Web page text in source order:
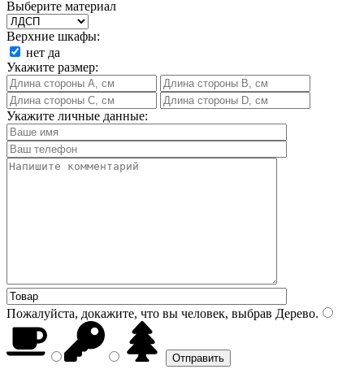
Выберите материал
Верхние шкафы:
нет да
Укажите размер:
Укажите личные данные:
Пожалуйста, докажите, что вы человек, выбрав Дерево.